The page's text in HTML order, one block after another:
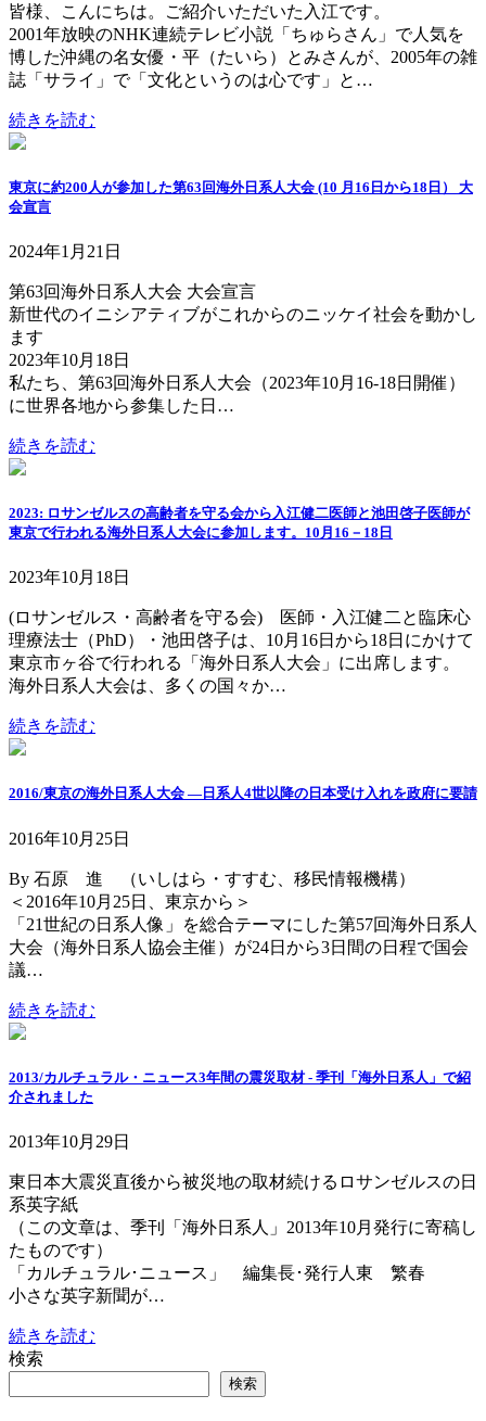
皆様、こんにちは。ご紹介いただいた入江です。
2001年放映のNHK連続テレビ小説「ちゅらさん」で人気を
博した沖縄の名女優・平（たいら）とみさんが、2005年の雑
誌「サライ」で「文化というのは心です」と…
続きを読む
東京に約200人が参加した第63回海外日系人大会 (10 月16日から18日） 大
会宣言
2024年1月21日
第63回海外日系人大会 大会宣言
新世代のイニシアティブがこれからのニッケイ社会を動かし
ます
2023年10月18日
私たち、第63回海外日系人大会（2023年10月16-18日開催）
に世界各地から参集した日…
続きを読む
2023: ロサンゼルスの高齢者を守る会から入江健二医師と池田啓子医師が
東京で行われる海外日系人大会に参加します。10月16－18日
2023年10月18日
(ロサンゼルス・高齢者を守る会) 医師・入江健二と臨床心
理療法士（PhD）・池田啓子は、10月16日から18日にかけて
東京市ヶ谷で行われる「海外日系人大会」に出席します。
海外日系人大会は、多くの国々か…
続きを読む
2016/東京の海外日系人大会 ―日系人4世以降の日本受け入れを政府に要請
2016年10月25日
By 石原 進 （いしはら・すすむ、移民情報機構）
＜2016年10月25日、東京から＞
「21世紀の日系人像」を総合テーマにした第57回海外日系人
大会（海外日系人協会主催）が24日から3日間の日程で国会
議…
続きを読む
2013/カルチュラル・ニュース3年間の震災取材 - 季刊「海外日系人」で紹
介されました
2013年10月29日
東日本大震災直後から被災地の取材続けるロサンゼルスの日
系英字紙
（この文章は、季刊「海外日系人」2013年10月発行に寄稿し
たものです）
「カルチュラル･ニュース」 編集長･発行人東 繁春
小さな英字新聞が…
続きを読む
検索
検索